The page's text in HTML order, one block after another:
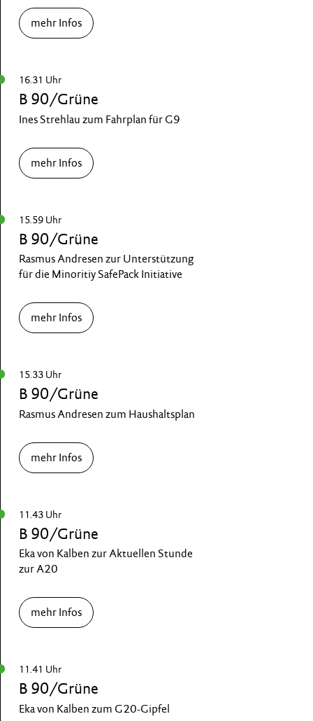
mehr Infos
16.31 Uhr
B 90/Grüne
Ines Strehlau zum Fahrplan für G9
mehr Infos
15.59 Uhr
B 90/Grüne
Rasmus Andresen zur Unterstützung
für die Minoritiy SafePack Initiative
mehr Infos
15.33 Uhr
B 90/Grüne
Rasmus Andresen zum Haushaltsplan
mehr Infos
11.43 Uhr
B 90/Grüne
Eka von Kalben zur Aktuellen Stunde
zur A20
mehr Infos
11.41 Uhr
B 90/Grüne
Eka von Kalben zum G20-Gipfel